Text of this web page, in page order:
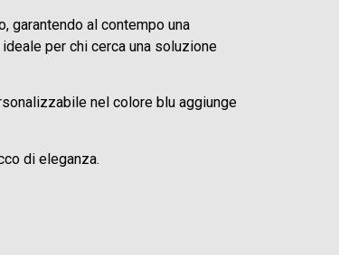
garantendo al contempo una
per chi cerca una soluzione
nel colore blu aggiunge
di eleganza.